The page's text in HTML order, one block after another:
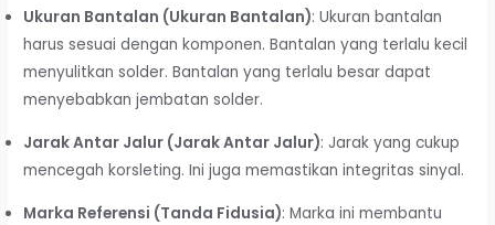
Ukuran Bantalan (Ukuran Bantalan): Ukuran bantalan
harus sesuai dengan komponen. Bantalan yang terlalu kecil
menyulitkan solder. Bantalan yang terlalu besar dapat
menyebabkan jembatan solder.
Jarak Antar Jalur (Jarak Antar Jalur): Jarak yang cukup
mencegah korsleting. Ini juga memastikan integritas sinyal.
Marka Referensi (Tanda Fidusia): Marka ini membantu